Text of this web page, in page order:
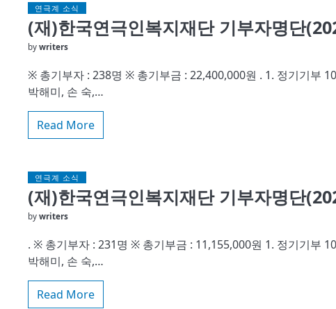
연극계 소식
(재)한국연극인복지재단 기부자명단
by writers
※ 총기부자 : 238명 ※ 총기부금 : 22,400,000원 . 1. 정기기부
박해미, 손 숙,…
Read More
연극계 소식
(재)한국연극인복지재단 기부자명단
by writers
. ※ 총기부자 : 231명 ※ 총기부금 : 11,155,000원 1. 정기기부
박해미, 손 숙,…
Read More